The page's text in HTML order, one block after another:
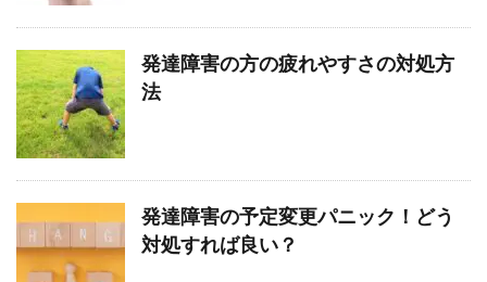
発達障害の方の疲れやすさの対処方
法
発達障害の予定変更パニック！どう
対処すれば良い？